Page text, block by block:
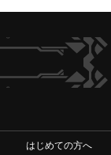
はじめての方へ